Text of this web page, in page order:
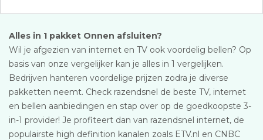
Alles in 1 pakket Onnen afsluiten?
Wil je afgezien van internet en TV ook voordelig bellen? Op
basis van onze vergelijker kan je alles in 1 vergelijken.
Bedrijven hanteren voordelige prijzen zodra je diverse
pakketten neemt. Check razendsnel de beste TV, internet
en bellen aanbiedingen en stap over op de goedkoopste 3-
in-1 provider! Je profiteert dan van razendsnel internet, de
populairste high definition kanalen zoals ETV.nl en CNBC